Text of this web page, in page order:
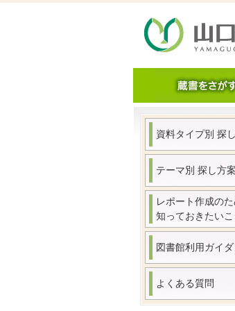
資料タイプ別 探
テーマ別 探し方
レポート作成のた
知っておきたいこ
図書館利用ガイダ
よくある質問